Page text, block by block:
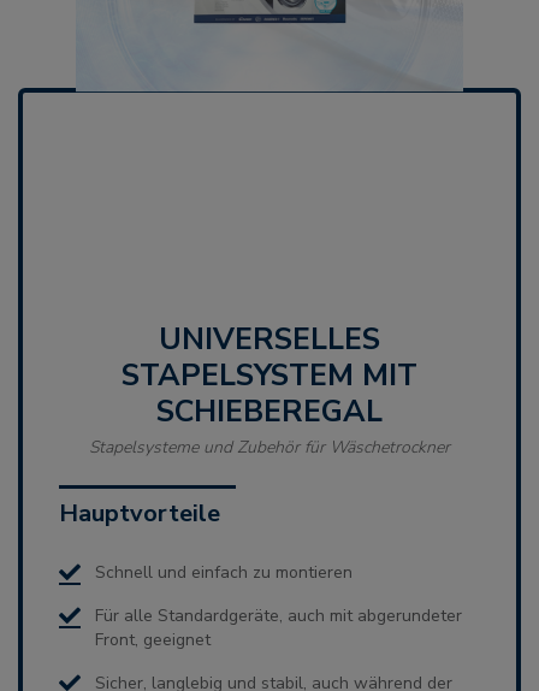
UNIVERSELLES
STAPELSYSTEM MIT
SCHIEBEREGAL
Stapelsysteme und Zubehör für Wäschetrockner
Hauptvorteile
Schnell und einfach zu montieren
Für alle Standardgeräte, auch mit abgerundeter
Front, geeignet
Sicher, langlebig und stabil, auch während der